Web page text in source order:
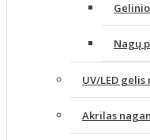
Nagų
UV/LED gelis
Akrilas